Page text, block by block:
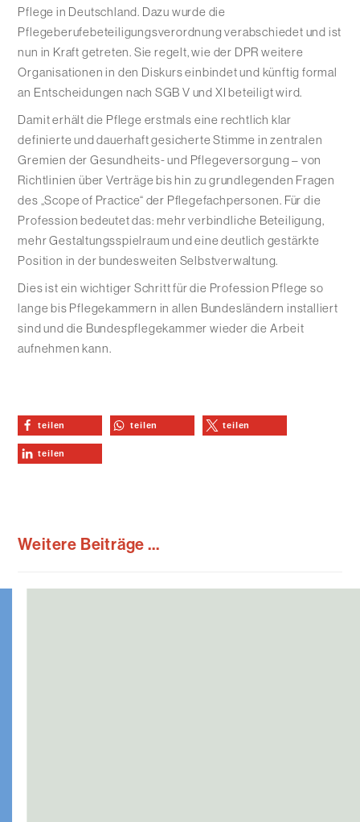
Pflege in Deutschland. Dazu wurde die
Pflegeberufebeteiligungsverordnung verabschiedet und ist
nun in Kraft getreten. Sie regelt, wie der DPR weitere
Organisationen in den Diskurs einbindet und künftig formal
an Entscheidungen nach SGB V und XI beteiligt wird.
Damit erhält die Pflege erstmals eine rechtlich klar
definierte und dauerhaft gesicherte Stimme in zentralen
Gremien der Gesundheits- und Pflegeversorgung – von
Richtlinien über Verträge bis hin zu grundlegenden Fragen
des „Scope of Practice“ der Pflegefachpersonen. Für die
Profession bedeutet das: mehr verbindliche Beteiligung,
mehr Gestaltungsspielraum und eine deutlich gestärkte
Position in der bundesweiten Selbstverwaltung.
Dies ist ein wichtiger Schritt für die Profession Pflege so
lange bis Pflegekammern in allen Bundesländern installiert
sind und die Bundespflegekammer wieder die Arbeit
aufnehmen kann.
teilen teilen teilen
teilen
Weitere Beiträge ...